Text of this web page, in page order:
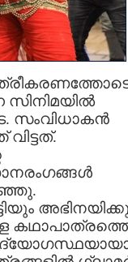
സിനിമയില്‍
സംവിധാകന്‍